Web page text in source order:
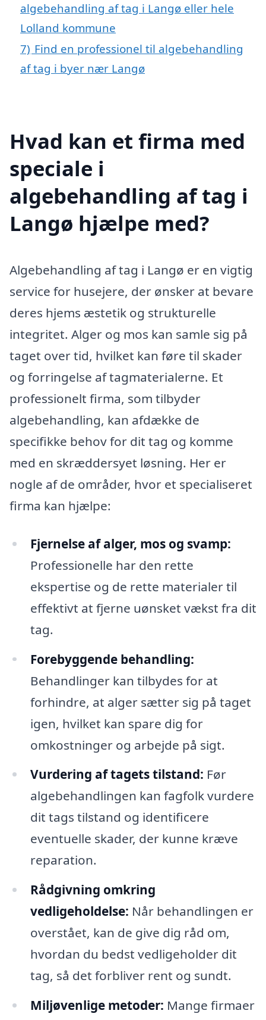
algebehandling af tag i Langø eller hele
Lolland kommune
7) Find en professionel til algebehandling
af tag i byer nær Langø
Hvad kan et firma med
speciale i
algebehandling af tag i
Langø hjælpe med?
Algebehandling af tag i Langø er en vigtig
service for husejere, der ønsker at bevare
deres hjems æstetik og strukturelle
integritet. Alger og mos kan samle sig på
taget over tid, hvilket kan føre til skader
og forringelse af tagmaterialerne. Et
professionelt firma, som tilbyder
algebehandling, kan afdække de
specifikke behov for dit tag og komme
med en skræddersyet løsning. Her er
nogle af de områder, hvor et specialiseret
firma kan hjælpe:
Fjernelse af alger, mos og svamp:
Professionelle har den rette
ekspertise og de rette materialer til
effektivt at fjerne uønsket vækst fra dit
tag.
Forebyggende behandling:
Behandlinger kan tilbydes for at
forhindre, at alger sætter sig på taget
igen, hvilket kan spare dig for
omkostninger og arbejde på sigt.
Vurdering af tagets tilstand: Før
algebehandlingen kan fagfolk vurdere
dit tags tilstand og identificere
eventuelle skader, der kunne kræve
reparation.
Rådgivning omkring
vedligeholdelse: Når behandlingen er
overstået, kan de give dig råd om,
hvordan du bedst vedligeholder dit
tag, så det forbliver rent og sundt.
Miljøvenlige metoder: Mange firmaer